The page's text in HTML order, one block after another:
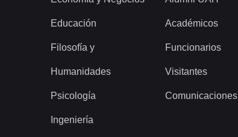
Educación
Filosofía y
Humanidades
Psicología
Ingeniería
Académicos
Funcionarios
Visitantes
Comunicaciones